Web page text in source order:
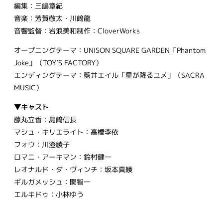
編集：三嶋章紀
音楽：芳賀敬太・川﨑龍
音響監督：岩浪美和制作：CloverWorks
オープニングテーマ：UNISON SQUARE GARDEN「Phantom
Joke」（TOY’S FACTORY）
エンディングテーマ：藍井エイル「星が降るユメ」（SACRA
MUSIC）
▼キャスト
藤丸立香：島﨑信長
マシュ・キリエライト：高橋李依
フォウ：川澄綾子
ロマニ・アーキマン：鈴村健一
レオナルド・ダ・ヴィンチ：坂本真綾
ギルガメッシュ：関智一
エルキドゥ：小林ゆう